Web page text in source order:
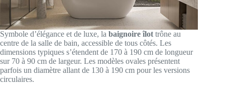
Symbole d’élégance et de luxe, la baignoire îlot trône au
centre de la salle de bain, accessible de tous côtés. Les
dimensions typiques s’étendent de 170 à 190 cm de longueur
sur 70 à 90 cm de largeur. Les modèles ovales présentent
parfois un diamètre allant de 130 à 190 cm pour les versions
circulaires.